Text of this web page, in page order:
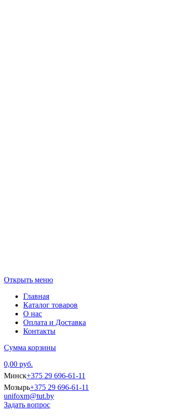
Открыть меню
Главная
Каталог товаров
О нас
Оплата и Доставка
Контакты
Сумма корзины
0,00 руб.
Минск+375 29 696-61-11
Мозырь+375 29 696-61-11
unifoxm@tut.by
Задать вопрос